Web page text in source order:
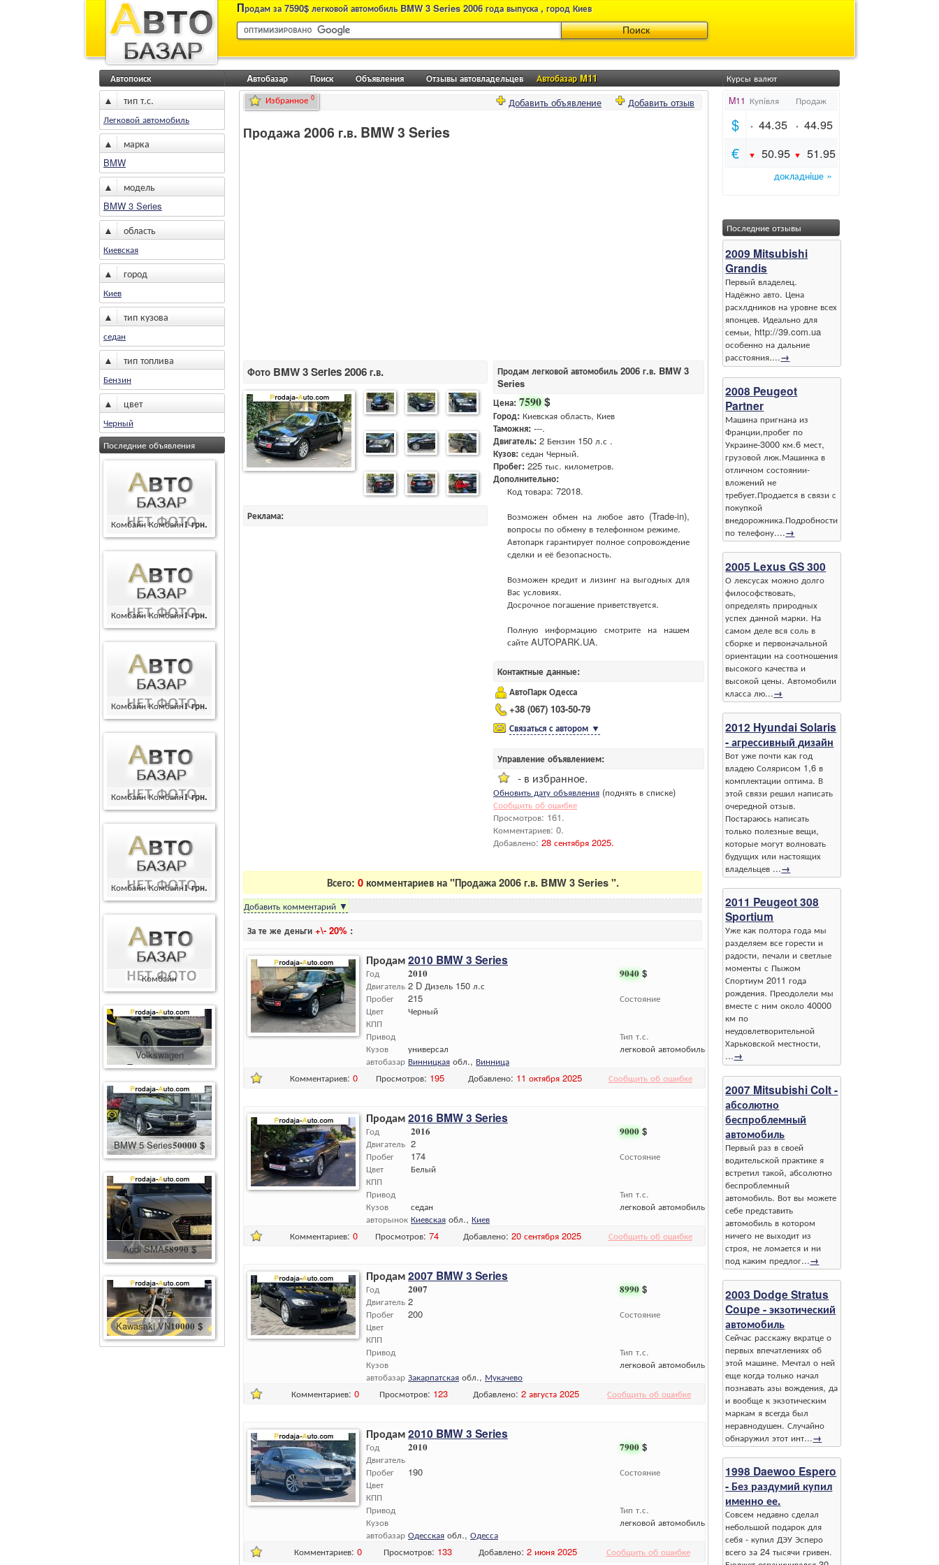
Продам за 7590$ легковой автомобиль BMW 3 Series 2006 года выпуска , город Киев
Aвтобазар Поиск Объявления Отзывы автовладельцев Автобазар M11
Автопоиск
▲ тип т.с.
Легковой автомобиль
▲ марка
BMW
▲ модель
BMW 3 Series
▲ область
Киевская
▲ город
Киев
▲ тип кузова
седан
▲ тип топлива
Бензин
▲ цвет
Черный
Последние объявления
Комбайн Комбайн1 грн.
Комбайн Комбайн1 грн.
Комбайн Комбайн1 грн.
Комбайн Комбайн1 грн.
Комбайн Комбайн1 грн.
Комбайн
Комбайн400000 грн.
Volkswagen
Touareg86600 $
BMW 5 Series50000 $
Audi SMA58990 $
Kawasaki VN10000 $
Добавить отзыв
Добавить объявление
Избранное 0
Продажа 2006 г.в. BMW 3 Series
Фото BMW 3 Series 2006 г.в.
Реклама:
Продам легковой автомобиль 2006 г.в. BMW 3
Series
Цена: 7590$
Город: Киевская область, Киев
Таможня: ---.
Двигатель: 2 Бензин 150 л.с .
Кузов: седан Черный.
Пробег: 225 тыс. километров.
Дополнительно:
Код товара: 72018.
Возможен обмен на любое авто (Trade-in),
вопросы по обмену в телефонном режиме.
Автопарк гарантирует полное сопровождение
сделки и её безопасность.
Возможен кредит и лизинг на выгодных для
Вас условиях.
Досрочное погашение приветствуется.
Полную информацию смотрите на нашем
сайте AUTOPARK.UA.
Контактные данные:
АвтоПарк Одесса
+38 (067) 103-50-79
Связаться с автором ▼
Управление объявлением:
- в избранное.
Обновить дату объявления (поднять в списке)
Сообщить об ошибке
Просмотров: 161.
Комментариев: 0.
Добавлено: 28 сентября 2025.
Всего: 0 комментариев на "Продажа 2006 г.в. BMW 3 Series ".
Добавить комментарий ▼
За те же деньги +\- 20% :
Продам2010 BMW 3 Series
9040 $
Состояние
Тип т.с.
легковой автомобиль
Год
Двигатель
Пробег
Цвет
КПП
Привод
Кузов
автобазар
2010
2 D Дизель 150 л.с
215
Черный
универсал
Винницкая обл., Винница
Комментариев: 0 Просмотров: 195 Добавлено: 11 октября 2025 Сообщить об ошибке
Продам2016 BMW 3 Series
9000 $
Состояние
Тип т.с.
легковой автомобиль
Год
Двигатель
Пробег
Цвет
КПП
Привод
Кузов
авторынок
2016
2
174
Белый
седан
Киевская обл., Киев
Комментариев: 0 Просмотров: 74 Добавлено: 20 сентября 2025 Сообщить об ошибке
Продам2007 BMW 3 Series
8990 $
Состояние
Тип т.с.
легковой автомобиль
Год
Двигатель
Пробег
Цвет
КПП
Привод
Кузов
автобазар
2007
2
200
Закарпатская обл., Мукачево
Комментариев: 0 Просмотров: 123 Добавлено: 2 августа 2025 Сообщить об ошибке
Продам2010 BMW 3 Series
7900 $
Состояние
Тип т.с.
легковой автомобиль
Год
Двигатель
Пробег
Цвет
КПП
Привод
Кузов
автобазар
2010
190
Одесская обл., Одесса
Комментариев: 0 Просмотров: 133 Добавлено: 2 июня 2025 Сообщить об ошибке
Курсы валют
Последние отзывы
2009 Mitsubishi
Grandis
Первый владелец.
Надёжно авто. Цена
расхлдников на уровне всех
японцев. Идеально для
семьи, http://39.com.ua
особенно на дальние
расстояния....→
2008 Peugeot
Partner
Машина пригнана из
Франции,пробег по
Украине-3000 км.6 мест,
грузовой люк.Машинка в
отличном состоянии-
вложений не
требует.Продается в связи с
покупкой
внедорожника.Подробности
по телефону....→
2005 Lexus GS 300
О лексусах можно долго
философствовать,
определять природных
успех данной марки. На
самом деле вся соль в
сборке и первоначальной
ориентации на соотношения
высокого качества и
высокой цены. Автомобили
класса лю...→
2012 Hyundai Solaris
- агрессивный дизайн
Вот уже почти как год
владею Солярисом 1,6 в
комплектации оптима. В
этой связи решил написать
очередной отзыв.
Постараюсь написать
только полезные вещи,
которые могут волновать
будущих или настоящих
владельцев ...→
2011 Peugeot 308
Sportium
Уже как полтора года мы
разделяем все горести и
радости, печали и светлые
моменты с Пыжом
Спортиум 2011 года
рождения. Преодолели мы
вместе с ним около 40000
км по
неудовлетворительной
Харьковской местности,
...→
2007 Mitsubishi Colt -
абсолютно
беспроблемный
автомобиль
Первый раз в своей
водительской практике я
встретил такой, абсолютно
беспроблемный
автомобиль. Вот вы можете
себе представить
автомобиль в котором
ничего не выходит из
строя, не ломается и ни
под каким предлог...→
2003 Dodge Stratus
Coupe - экзотический
автомобиль
Сейчас расскажу вкратце о
первых впечатлениях об
этой машине. Мечтал о ней
еще когда только начал
познавать азы вождения, да
и вообще к экзотическим
маркам я всегда был
неравнодушен. Случайно
обнаружил этот инт...→
1998 Daewoo Espero
- Без раздумий купил
именно ее.
Совсем недавно сделал
небольшой подарок для
себя - купил ДЭУ Эсперо
всего за 24 тысячи гривен.